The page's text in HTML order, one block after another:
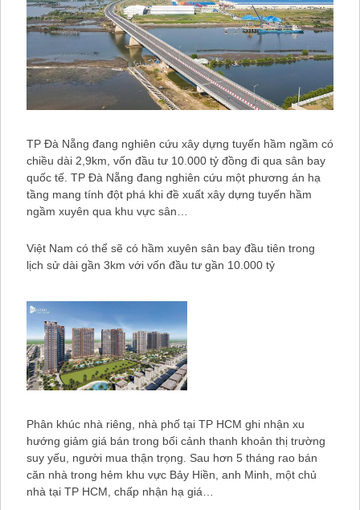
TP Đà Nẵng đang nghiên cứu xây dựng tuyến hầm ngầm có
chiều dài 2,9km, vốn đầu tư 10.000 tỷ đồng đi qua sân bay
quốc tế. TP Đà Nẵng đang nghiên cứu một phương án hạ
tầng mang tính đột phá khi đề xuất xây dựng tuyến hầm
ngầm xuyên qua khu vực sân…
Việt Nam có thể sẽ có hầm xuyên sân bay đầu tiên trong
lịch sử dài gần 3km với vốn đầu tư gần 10.000 tỷ
Phân khúc nhà riêng, nhà phố tại TP HCM ghi nhận xu
hướng giảm giá bán trong bối cảnh thanh khoản thị trường
suy yếu, người mua thận trọng. Sau hơn 5 tháng rao bán
căn nhà trong hẻm khu vực Bảy Hiền, anh Minh, một chủ
nhà tại TP HCM, chấp nhận hạ giá…